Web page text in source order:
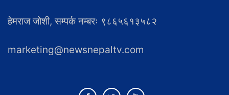
हेमराज जोशी, सम्पर्क नम्बरः ९८६५६१३५८२
marketing@newsnepaltv.com